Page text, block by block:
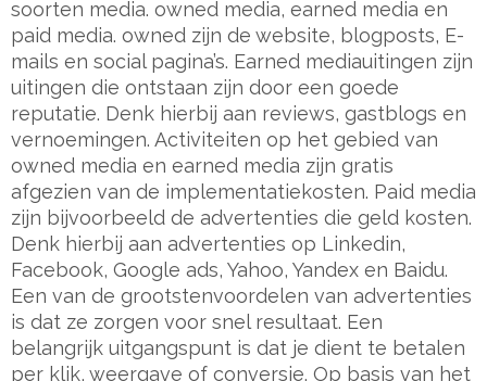
soorten media. owned media, earned media en
paid media. owned zijn de website, blogposts, E-
mails en social pagina’s. Earned mediauitingen zijn
uitingen die ontstaan zijn door een goede
reputatie. Denk hierbij aan reviews, gastblogs en
vernoemingen. Activiteiten op het gebied van
owned media en earned media zijn gratis
afgezien van de implementatiekosten. Paid media
zijn bijvoorbeeld de advertenties die geld kosten.
Denk hierbij aan advertenties op Linkedin,
Facebook, Google ads, Yahoo, Yandex en Baidu.
Een van de grootstenvoordelen van advertenties
is dat ze zorgen voor snel resultaat. Een
belangrijk uitgangspunt is dat je dient te betalen
per klik, weergave of conversie. Op basis van het